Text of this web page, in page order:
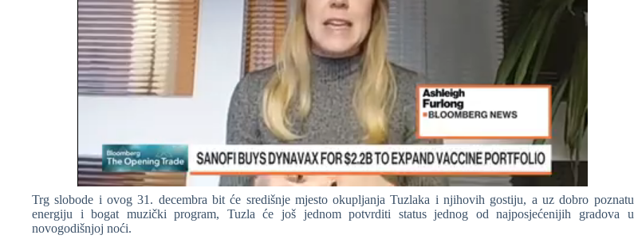
Trg slobode i ovog 31. decembra bit će središnje mjesto okupljanja Tuzlaka i njihovih gostiju, a uz dobro poznatu
energiju i bogat muzički program, Tuzla će još jednom potvrditi status jednog od najposjećenijih gradova u
novogodišnjoj noći.